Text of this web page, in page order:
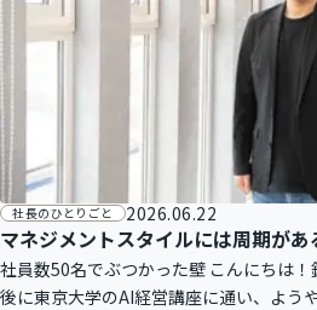
マネジメントスタイルには周期があ
社員数50名でぶつかった壁 こんにちは
後に東京大学のAI経営講座に通い、よう
社長のひとりごと 2026.06.22